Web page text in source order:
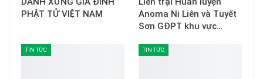
PHẬT TỬ VIỆT NAM
Anoma Ni Liên và Tuyết
Sơn GĐPT khu vực…
TIN TỨC TIN TỨC